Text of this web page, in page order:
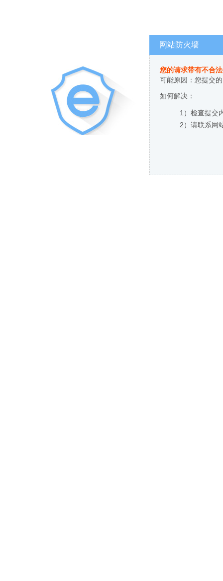
网站防火墙
您的请求带有不合
可能原因：您提交
如何解决：
1）检查提交
2）请联系网